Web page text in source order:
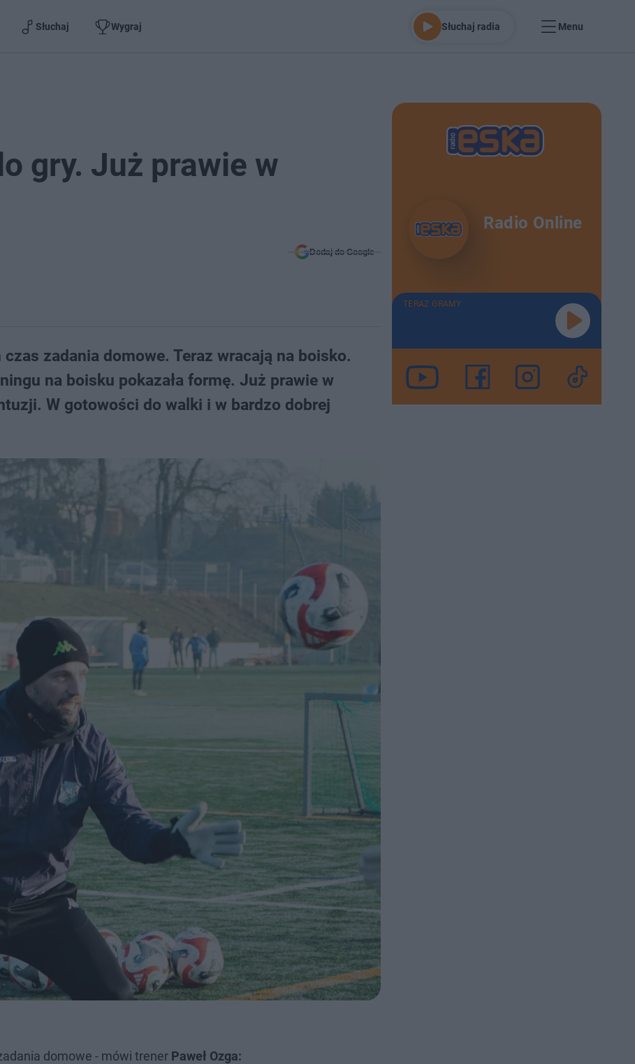
Słuchaj Wygraj Słuchaj radia Menu
gry. Już prawie w
Dodaj do Google
zadania domowe. Teraz wracają na boisko.
na boisku pokazała formę. Już prawie w
W gotowości do walki i w bardzo dobrej
domowe - mówi trener Paweł Ozga:
Radio Online
TERAZ GRAMY